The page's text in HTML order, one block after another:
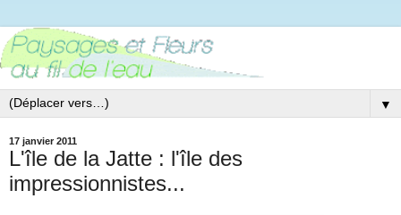
▼
17 janvier 2011
L'île de la Jatte : l'île des
impressionnistes...